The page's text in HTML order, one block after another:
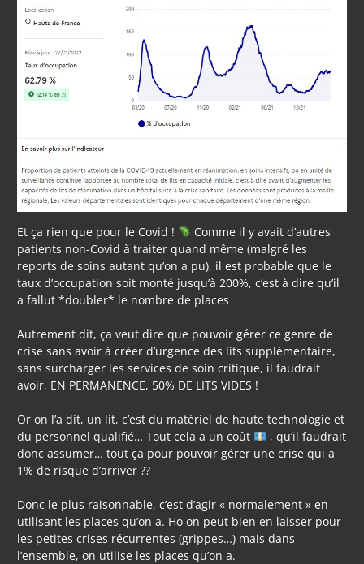
Et ça rien que pour le Covid !
Comme il y avait d’autres
patients non-Covid à traiter quand même (malgré les
reports de soins autant qu’on a pu), il est probable que le
taux d’occupation soit monté jusqu’à 200%, c’est à dire qu’il
a fallut *doubler* le nombre de places
Autrement dit, ça veut dire que pouvoir gérer ce genre de
crise sans avoir à créer d’urgence des lits supplémentaire,
sans surcharger les services de soin critique, il faudrait
avoir, EN PERMANENCE, 50% DE LITS VIDES !
Or on l’a dit, un lit, c’est du matériel de haute technologie et
du personnel qualifié… Tout cela a un coût
, qu’il faudrait
donc assumer… tout ça pour pouvoir gérer une crise qui a
1% de risque d’arriver ??
Donc le plus raisonnable, c’est d’agir « normalement » en
utilisant les places qu’on a. Ho on peut bien en laisser pour
les petites crises récurrentes (grippes…) mais dans
l’ensemble, on utilise les places qu’on a.